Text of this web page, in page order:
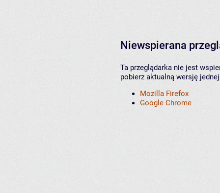
Niewspierana
Ta przeglądarka nie jest
pobierz aktualną wersję
Mozilla Firefox
Google Chrome